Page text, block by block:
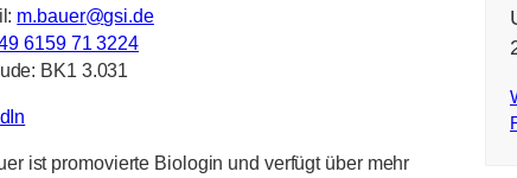
m.bauer@gsi.de
6159 71 3224
BK1 3.031
ist promovierte Biologin und verfügt über mehr